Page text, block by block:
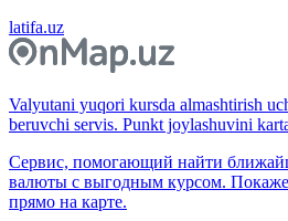
latifa.uz
Valyutani yuqori kursda almashtirish
beruvchi servis. Punkt joylashuvini
Сервис, помогающий найти
валюты с выгодным курсом.
прямо на карте.